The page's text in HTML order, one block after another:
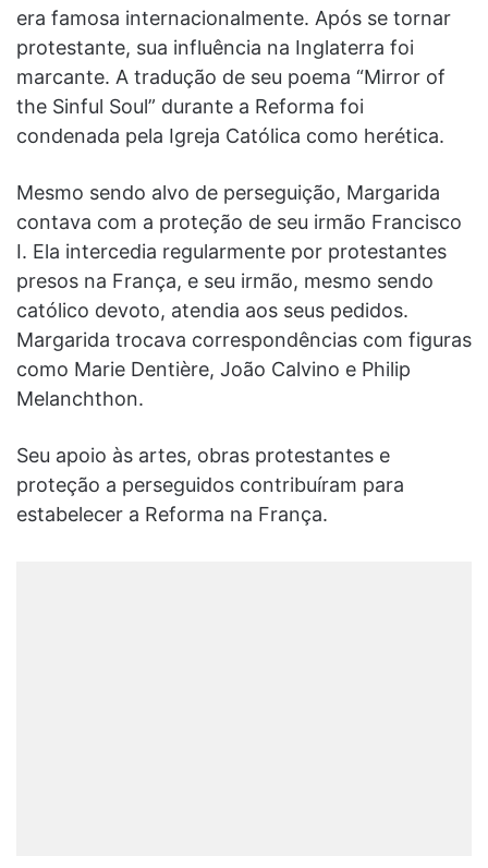
era famosa internacionalmente. Após se tornar
protestante, sua influência na Inglaterra foi
marcante. A tradução de seu poema “Mirror of
the Sinful Soul” durante a Reforma foi
condenada pela Igreja Católica como herética.
Mesmo sendo alvo de perseguição, Margarida
contava com a proteção de seu irmão Francisco
I. Ela intercedia regularmente por protestantes
presos na França, e seu irmão, mesmo sendo
católico devoto, atendia aos seus pedidos.
Margarida trocava correspondências com figuras
como Marie Dentière, João Calvino e Philip
Melanchthon.
Seu apoio às artes, obras protestantes e
proteção a perseguidos contribuíram para
estabelecer a Reforma na França.